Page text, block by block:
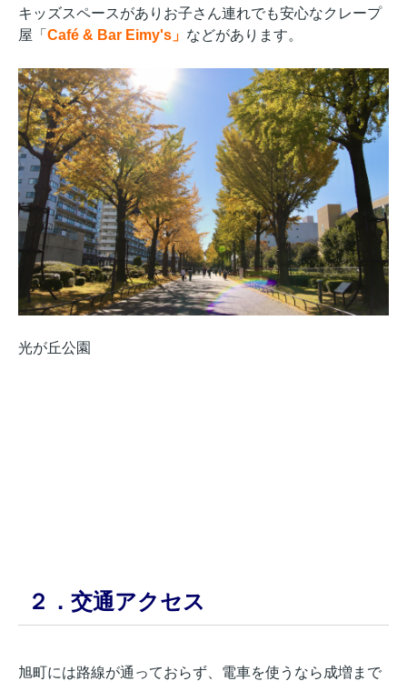
キッズスペースがありお子さん連れでも安心なクレープ
屋「 Café & Bar Eimy's」 などがあります。
光が丘公園
２．交通アクセス
旭町には路線が通っておらず、電車を使うなら成増まで